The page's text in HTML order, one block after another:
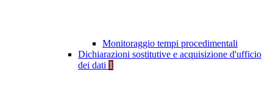
Monitoraggio tempi procedimentali
Dichiarazioni sostitutive e acquisizione d'ufficio
dei dati 1